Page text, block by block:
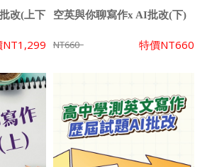
改(上下
NT1,299
空英與你聊寫作x AI批改(下)
NT660 特價NT660